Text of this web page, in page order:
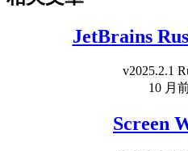
JetBrains
v2025.2.1
10 月
Screen